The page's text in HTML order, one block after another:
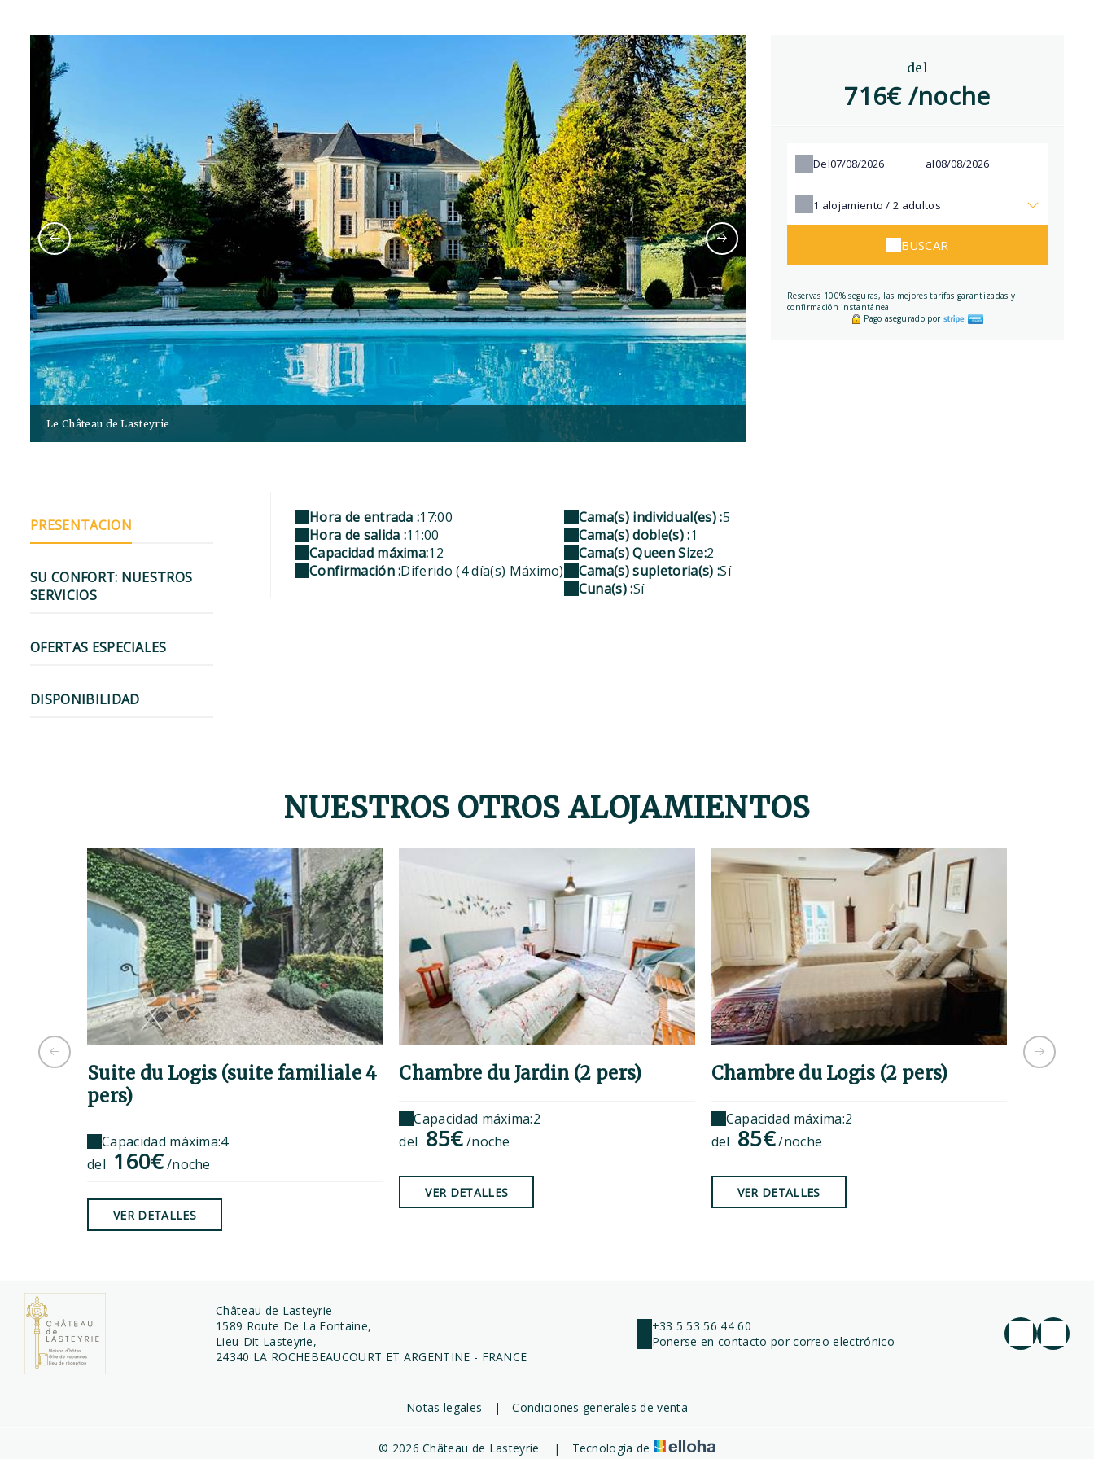
Le Château de Lasteyrie
del
716€ /noche
Del al
1 alojamiento /2 adultos
BUSCAR
Reservas 100% seguras, las mejores tarifas garantizadas y
confirmación instantánea
Pago asegurado por
PRESENTACION
SU CONFORT: NUESTROS
SERVICIOS
OFERTAS ESPECIALES
DISPONIBILIDAD
Hora de entrada :17:00
Hora de salida :11:00
Capacidad máxima:12
Confirmación :Diferido (4 día(s) Máximo)
Cama(s) individual(es) :5
Cama(s) doble(s) :1
Cama(s) Queen Size:2
Cama(s) supletoria(s) :Sí
Cuna(s) :Sí
NUESTROS OTROS ALOJAMIENTOS
Suite du Logis (suite familiale 4
pers)
Capacidad máxima:4
del 160€/noche
VER DETALLES
Chambre du Jardin (2 pers)
Capacidad máxima:2
del 85€/noche
VER DETALLES
Chambre du Logis (2 pers)
Capacidad máxima:2
del 85€/noche
VER DETALLES
Château de Lasteyrie
1589 Route De La Fontaine,
Lieu-Dit Lasteyrie,
24340 LA ROCHEBEAUCOURT ET ARGENTINE - FRANCE
+33 5 53 56 44 60
Ponerse en contacto por correo electrónico
Notas legales | Condiciones generales de venta
© 2026 Château de Lasteyrie | Tecnología de